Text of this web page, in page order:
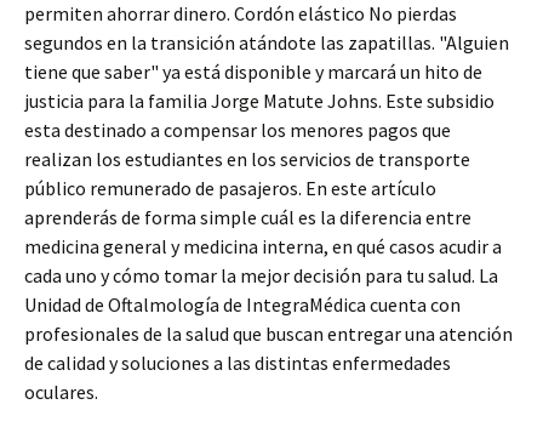
permiten ahorrar dinero. Cordón elástico No pierdas
segundos en la transición atándote las zapatillas. "Alguien
tiene que saber" ya está disponible y marcará un hito de
justicia para la familia Jorge Matute Johns. Este subsidio
esta destinado a compensar los menores pagos que
realizan los estudiantes en los servicios de transporte
público remunerado de pasajeros. En este artículo
aprenderás de forma simple cuál es la diferencia entre
medicina general y medicina interna, en qué casos acudir a
cada uno y cómo tomar la mejor decisión para tu salud. La
Unidad de Oftalmología de IntegraMédica cuenta con
profesionales de la salud que buscan entregar una atención
de calidad y soluciones a las distintas enfermedades
oculares.